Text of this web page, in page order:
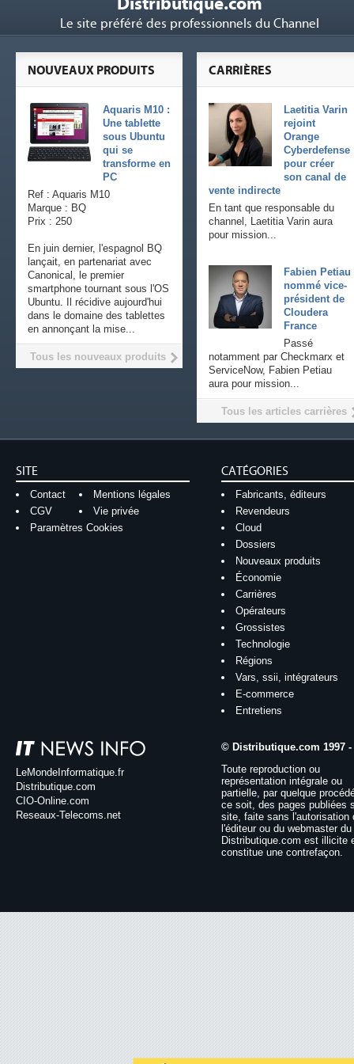
Le site préféré des professionnels du Channel
CARRIÈRES
Laetitia Varin
rejoint
Orange
Cyberdefense
pour créer
son canal de
vente indirecte
En tant que responsable du
channel, Laetitia Varin aura
pour mission...
Fabien Petiau
nommé vice-
président de
Cloudera
France
Passé
notamment par Checkmarx et
ServiceNow, Fabien Petiau
aura pour mission...
Tous les articles carrières
NOUVEAUX PRODUITS
Aquaris M10 :
Une tablette
sous Ubuntu
qui se
transforme en
PC
Ref : Aquaris M10
Marque : BQ
Prix : 250
En juin dernier, l'espagnol BQ
lançait, en partenariat avec
Canonical, le premier
smartphone tournant sous l'OS
Ubuntu. Il récidive aujourd'hui
dans le domaine des tablettes
en annonçant la mise...
Tous les nouveaux produits
SITE
Contact
Mentions légales
CGV
Vie privée
Paramètres Cookies
CATÉGORIES
Fabricants, éditeurs
Revendeurs
Cloud
Dossiers
Nouveaux produits
Économie
Carrières
Opérateurs
Grossistes
Technologie
Régions
Vars, ssii, intégrateurs
E-commerce
Entretiens
LeMondeInformatique.fr
Distributique.com
CIO-Online.com
Reseaux-Telecoms.net
© Distributique.com 1997 -
Toute reproduction ou
représentation intégrale ou
partielle, par quelque
ce soit, des pages publiées
site, faite sans l'autorisation
l'éditeur ou du webmaster
Distributique.com est illicite
constitue une contrefaçon.